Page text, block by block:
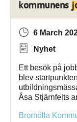
kommunens
6 March
Nyhet
Ett besök på
blev
Åsa Stjärnfelts
Bromölla